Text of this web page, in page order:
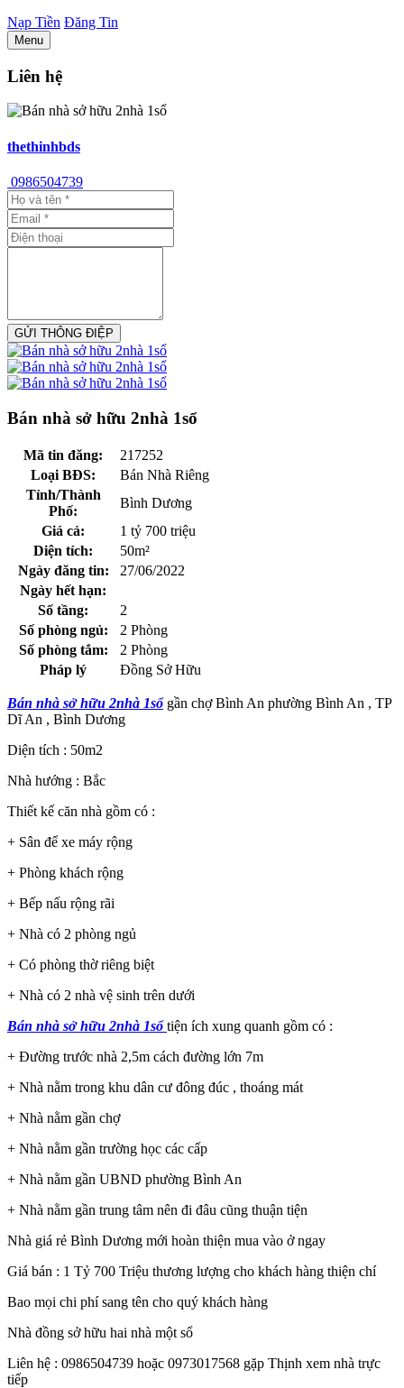
Nạp Tiền Đăng Tin
Menu
Liên hệ
thethinhbds
0986504739
GỬI THÔNG ĐIỆP
Bán nhà sở hữu 2nhà 1sổ
Mã tin đăng:
217252
Loại BĐS:
Bán Nhà Riêng
Tỉnh/Thành
Phố:
Bình Dương
Giá cả:
1 tỷ 700 triệu
Diện tích:
50m²
Ngày đăng tin:
27/06/2022
Ngày hết hạn:
Số tầng:
2
Số phòng ngủ:
2 Phòng
Số phòng tắm:
2 Phòng
Pháp lý
Đồng Sở Hữu
Bán nhà sở hữu 2nhà 1sổgần chợ Bình An phường Bình An , TP
Dĩ An , Bình Dương
Diện tích : 50m2
Nhà hướng : Bắc
Thiết kế căn nhà gồm có :
+ Sân để xe máy rộng
+ Phòng khách rộng
+ Bếp nấu rộng rãi
+ Nhà có 2 phòng ngủ
+ Có phòng thờ riêng biệt
+ Nhà có 2 nhà vệ sinh trên dưới
Bán nhà sở hữu 2nhà 1sổ tiện ích xung quanh gồm có :
+ Đường trước nhà 2,5m cách đường lớn 7m
+ Nhà nằm trong khu dân cư đông đúc , thoáng mát
+ Nhà nằm gần chợ
+ Nhà nằm gần trường học các cấp
+ Nhà nằm gần UBND phường Bình An
+ Nhà nằm gần trung tâm nên đi đâu cũng thuận tiện
Nhà giá rẻ Bình Dương mới hoàn thiện mua vào ở ngay
Giá bán : 1 Tỷ 700 Triệu thương lượng cho khách hàng thiện chí
Bao mọi chi phí sang tên cho quý khách hàng
Nhà đồng sở hữu hai nhà một sổ
Liên hệ : 0986504739 hoặc 0973017568 gặp Thịnh xem nhà trực
tiếp